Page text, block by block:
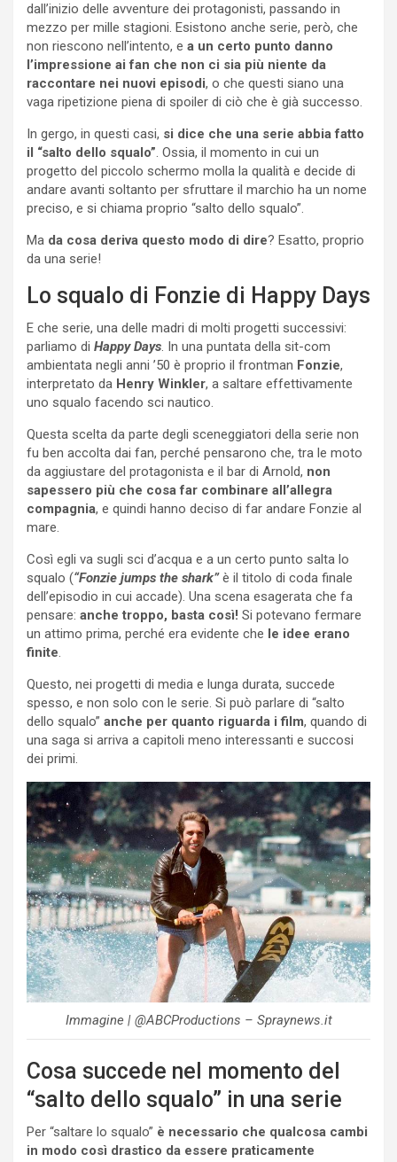
dall’inizio delle avventure dei protagonisti, passando in
mezzo per mille stagioni. Esistono anche serie, però, che
non riescono nell’intento, e a un certo punto danno
l’impressione ai fan che non ci sia più niente da
raccontare nei nuovi episodi, o che questi siano una
vaga ripetizione piena di spoiler di ciò che è già successo.
In gergo, in questi casi, si dice che una serie abbia fatto
il “salto dello squalo”. Ossia, il momento in cui un
progetto del piccolo schermo molla la qualità e decide di
andare avanti soltanto per sfruttare il marchio ha un nome
preciso, e si chiama proprio “salto dello squalo”.
Ma da cosa deriva questo modo di dire? Esatto, proprio
da una serie!
Lo squalo di Fonzie di Happy Days
E che serie, una delle madri di molti progetti successivi:
parliamo di Happy Days. In una puntata della sit-com
ambientata negli anni ’50 è proprio il frontman Fonzie,
interpretato da Henry Winkler, a saltare effettivamente
uno squalo facendo sci nautico.
Questa scelta da parte degli sceneggiatori della serie non
fu ben accolta dai fan, perché pensarono che, tra le moto
da aggiustare del protagonista e il bar di Arnold, non
sapessero più che cosa far combinare all’allegra
compagnia, e quindi hanno deciso di far andare Fonzie al
mare.
Così egli va sugli sci d’acqua e a un certo punto salta lo
squalo (“Fonzie jumps the shark”è il titolo di coda finale
dell’episodio in cui accade). Una scena esagerata che fa
pensare: anche troppo, basta così! Si potevano fermare
un attimo prima, perché era evidente che le idee erano
finite.
Questo, nei progetti di media e lunga durata, succede
spesso, e non solo con le serie. Si può parlare di “salto
dello squalo” anche per quanto riguarda i film, quando di
una saga si arriva a capitoli meno interessanti e succosi
dei primi.
Immagine | @ABCProductions – Spraynews.it
Cosa succede nel momento del
“salto dello squalo” in una serie
Per “saltare lo squalo” è necessario che qualcosa cambi
in modo così drastico da essere praticamente